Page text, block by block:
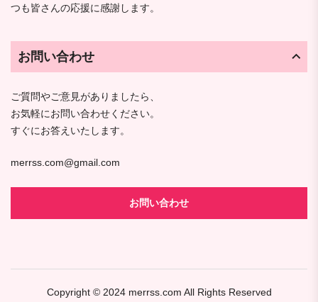
つも皆さんの応援に感謝します。
お問い合わせ
ご質問やご意見がありましたら、
お気軽にお問い合わせください。
すぐにお答えいたします。
merrss.com@gmail.com
お問い合わせ
Copyright © 2024 merrss.com All Rights Reserved